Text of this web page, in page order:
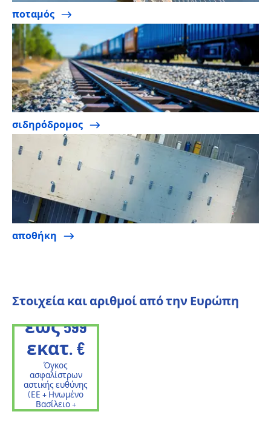
ποταμός
σιδηρόδρομος
αποθήκη
Στοιχεία και αριθμοί από την Ευρώπη
έως600
εκατ. €
Όγκος
ασφαλίστρων
αστικής ευθύνης
(ΕΕ + Ηνωμένο
Βασίλειο +
Ελβετία)